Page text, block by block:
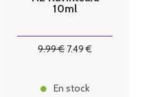
10ml
9.99€ 7.49 €
En stock